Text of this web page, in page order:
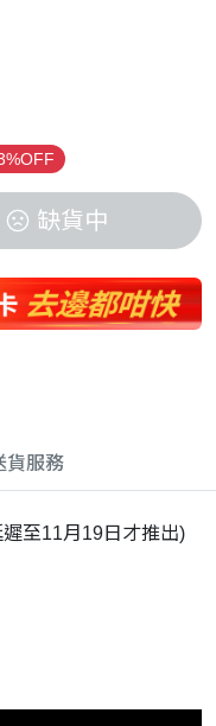
缺貨中
退款政策
貨服務
至11月19日才推出)